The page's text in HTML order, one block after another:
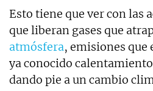
Esto tiene que ver con las
que liberan gases que
atmósfera, emisiones que
ya conocido
dando pie a un cambio